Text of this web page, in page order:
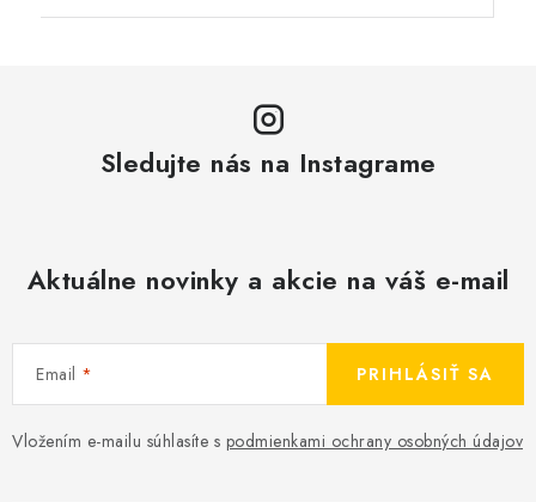
Sledujte nás na Instagrame
Aktuálne novinky a akcie na váš e-mail
Email
Vložením e-mailu súhlasíte s podmienkami ochrany osobných údajov
PRIHLÁSIŤ SA